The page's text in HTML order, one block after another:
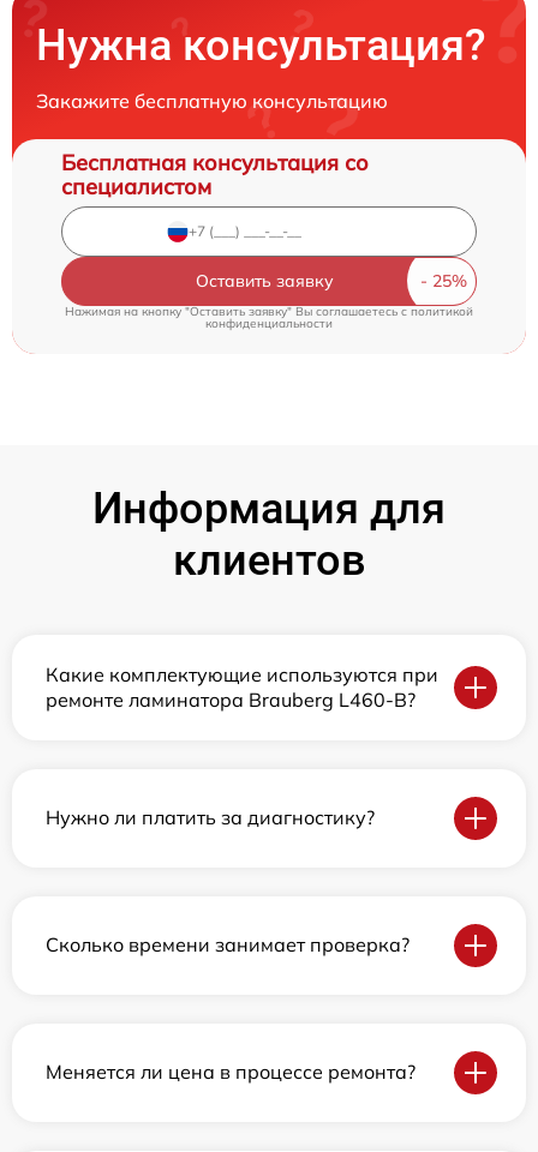
Нужна консультация?
Закажите бесплатную консультацию
Бесплатная консультация со
специалистом
Оставить заявку
Нажимая на кнопку "Оставить заявку" Вы соглашаетесь cполитикой
конфиденциальности
Информация для
клиентов
Какие комплектующие используются при
ремонте ламинатора Brauberg L460-B?
Нужно ли платить за диагностику?
Сколько времени занимает проверка?
Меняется ли цена в процессе ремонта?